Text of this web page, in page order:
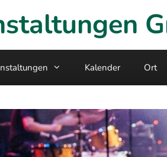
Kalender Ort